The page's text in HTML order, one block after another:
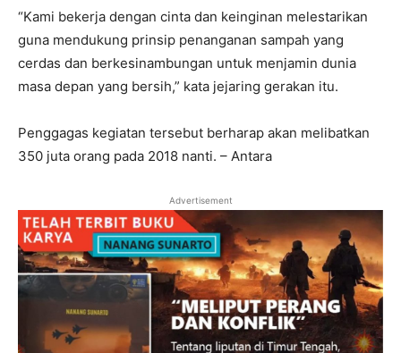
“Kami bekerja dengan cinta dan keinginan melestarikan
guna mendukung prinsip penanganan sampah yang
cerdas dan berkesinambungan untuk menjamin dunia
masa depan yang bersih,” kata jejaring gerakan itu.
Penggagas kegiatan tersebut berharap akan melibatkan
350 juta orang pada 2018 nanti. – Antara
Advertisement